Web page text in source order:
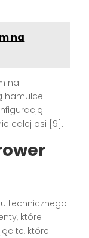
na
na
hamulce
całej osi [9].
technicznego
które
te, które